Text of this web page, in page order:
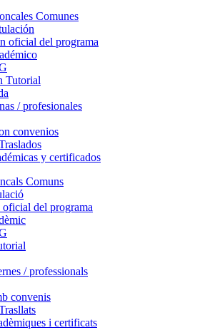
Comunes
oficial del programa
Tutorial
/ profesionales
convenios
y certificados
Comuns
del programa
/ professionals
convenis
i certificats